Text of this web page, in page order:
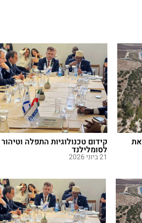
תוכנית חדשה להגנה מפני
במרחב יהודה ושומרון
16 ביוני 2026